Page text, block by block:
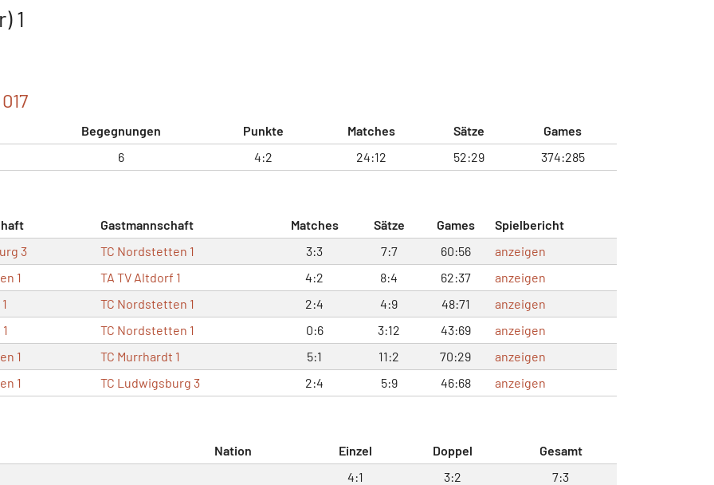
1
Begegnungen Punkte Matches Sätze
Games
6
4:2 24:12 52:29 374:285
Gastmannschaft Matches Sätze Games
Spielbericht
3
TC Nordstetten 1 3:3 7:7 60:56
anzeigen
1
TA TV Altdorf 1 4:2 8:4 62:37
anzeigen
TC Nordstetten 1 2:4 4:9 48:71
anzeigen
TC Nordstetten 1 0:6 3:12 43:69
anzeigen
1
TC Murrhardt 1 5:1 11:2 70:29
anzeigen
1
TC Ludwigsburg 3 2:4 5:9 46:68 anzeigen
Nation Einzel Doppel
Gesamt
4:1
3:2
7:3